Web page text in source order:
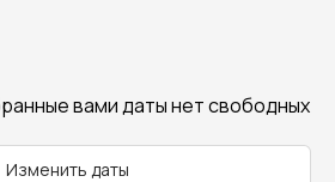
вами даты нет свободных
Изменить даты